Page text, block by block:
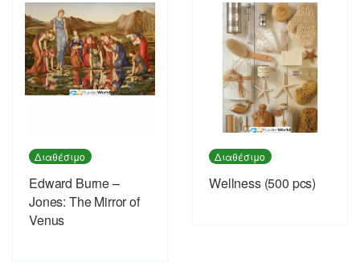
Διαθέσιμο
Edward Burne –
Jones: The Mirror of
Venus
Διαθέσιμο
Wellness (500 pcs)